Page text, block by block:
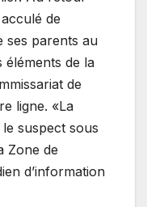
de
ses parents au
éléments de la
de
ligne. «La
le suspect sous
Zone de
d’information